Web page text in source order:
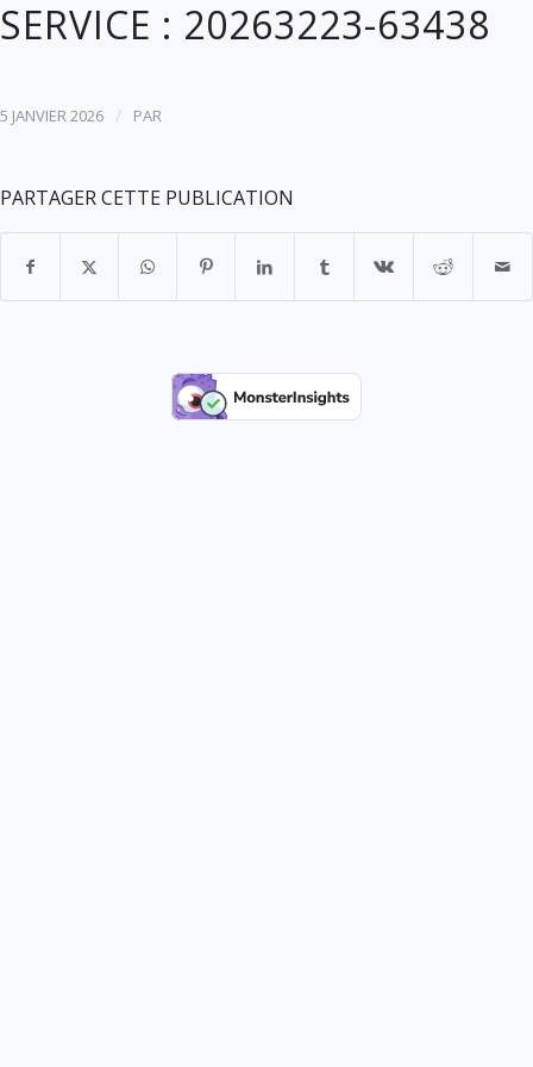
SERVICE : 20263223-63438
5 JANVIER 2026 / PAR
PARTAGER CETTE PUBLICATION